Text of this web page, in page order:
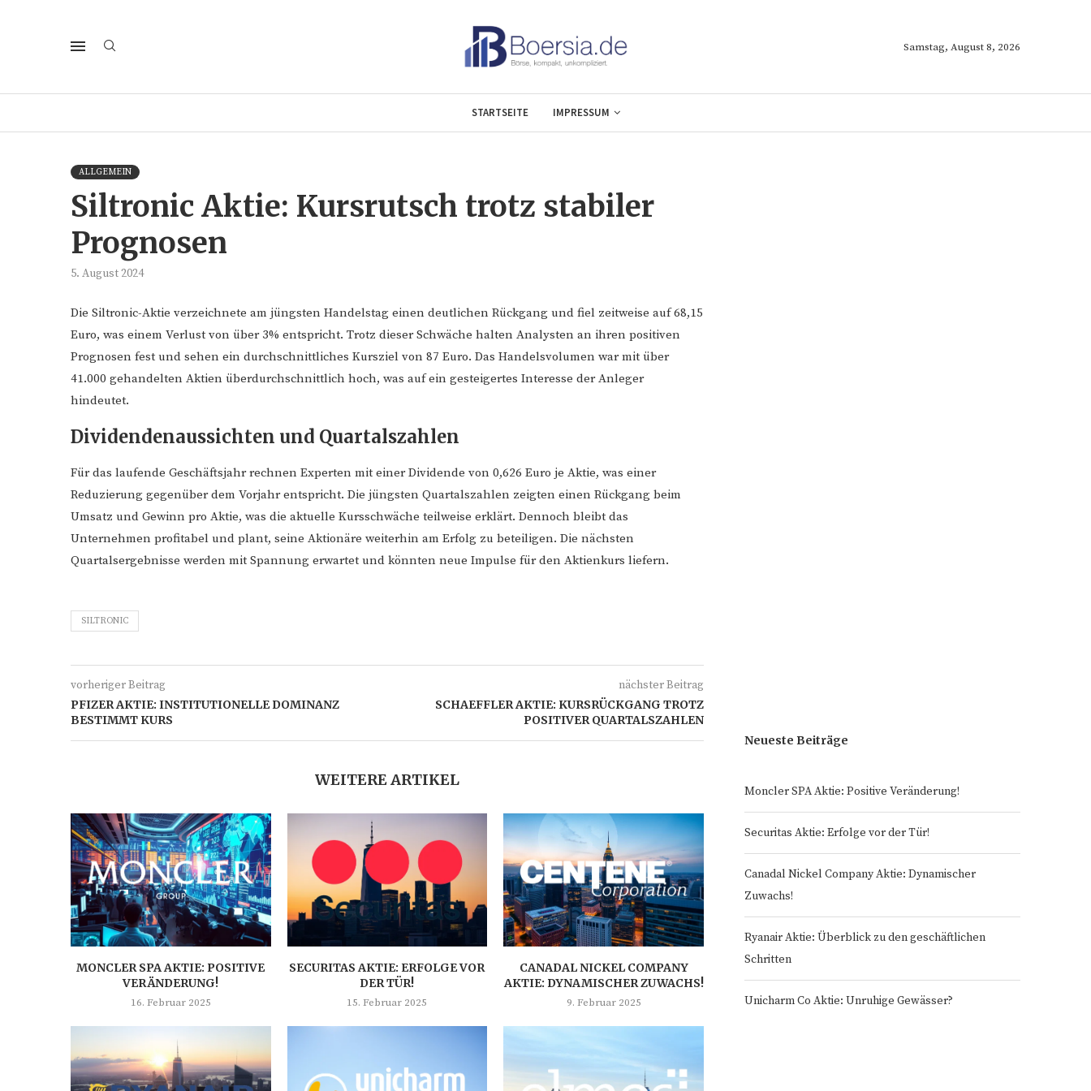
Samstag, August 8, 2026
STARTSEITE IMPRESSUM
ALLGEMEIN
Siltronic Aktie: Kursrutsch trotz stabiler
Prognosen
5. August 2024
Die Siltronic-Aktie verzeichnete am jüngsten Handelstag einen deutlichen Rückgang und fiel zeitweise auf 68,15
Euro, was einem Verlust von über 3% entspricht. Trotz dieser Schwäche halten Analysten an ihren positiven
Prognosen fest und sehen ein durchschnittliches Kursziel von 87 Euro. Das Handelsvolumen war mit über
41.000 gehandelten Aktien überdurchschnittlich hoch, was auf ein gesteigertes Interesse der Anleger
hindeutet.
Dividendenaussichten und Quartalszahlen
Für das laufende Geschäftsjahr rechnen Experten mit einer Dividende von 0,626 Euro je Aktie, was einer
Reduzierung gegenüber dem Vorjahr entspricht. Die jüngsten Quartalszahlen zeigten einen Rückgang beim
Umsatz und Gewinn pro Aktie, was die aktuelle Kursschwäche teilweise erklärt. Dennoch bleibt das
Unternehmen profitabel und plant, seine Aktionäre weiterhin am Erfolg zu beteiligen. Die nächsten
Quartalsergebnisse werden mit Spannung erwartet und könnten neue Impulse für den Aktienkurs liefern.
SILTRONIC
vorheriger Beitrag
PFIZER AKTIE: INSTITUTIONELLE DOMINANZ
BESTIMMT KURS
nächster Beitrag
SCHAEFFLER AKTIE: KURSRÜCKGANG TROTZ
POSITIVER QUARTALSZAHLEN
WEITERE ARTIKEL
MONCLER SPA AKTIE: POSITIVE
VERÄNDERUNG!
16. Februar 2025
SECURITAS AKTIE: ERFOLGE VOR
DER TÜR!
15. Februar 2025
CANADAL NICKEL COMPANY
AKTIE: DYNAMISCHER ZUWACHS!
9. Februar 2025
Neueste Beiträge
Moncler SPA Aktie: Positive Veränderung!
Securitas Aktie: Erfolge vor der Tür!
Canadal Nickel Company Aktie: Dynamischer
Zuwachs!
Ryanair Aktie: Überblick zu den geschäftlichen
Schritten
Unicharm Co Aktie: Unruhige Gewässer?